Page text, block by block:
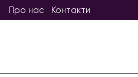
Про нас Контакти